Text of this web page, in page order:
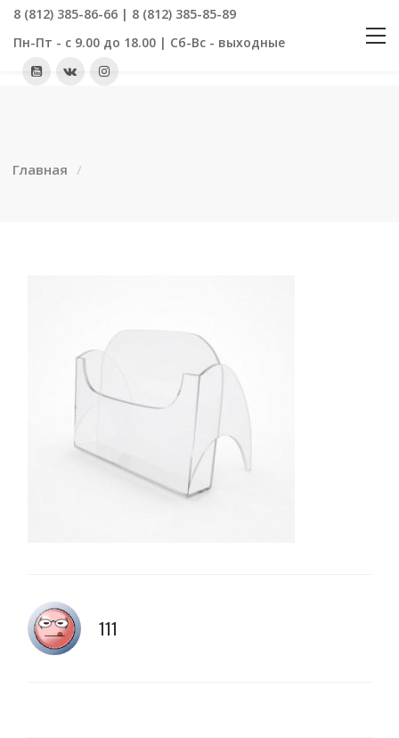
8 (812) 385-86-66 | 8 (812) 385-85-89
Пн-Пт - с 9.00 до 18.00 | Сб-Вс - выходные
Главная
111